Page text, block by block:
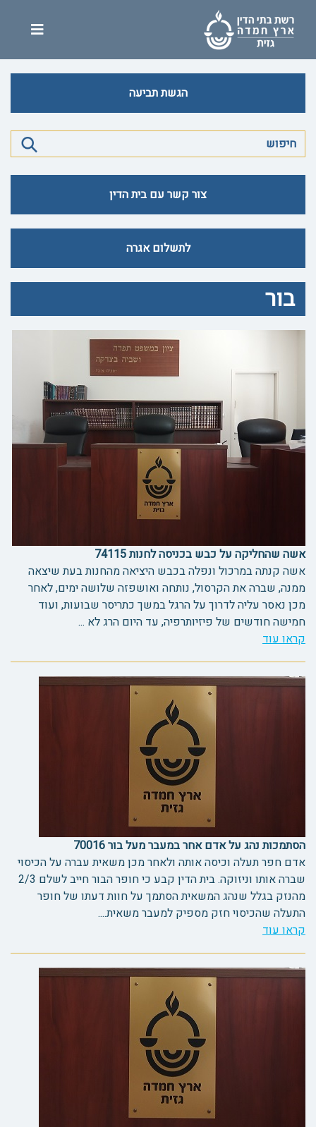
הגשת תביעה
צור קשר עם בית הדין
לתשלום אגרה
בור
אשה שהחליקה על כבש בכניסה לחנות 74115
אשה קנתה במרכול ונפלה בכבש היציאה מהחנות בעת שיצאה
ממנה, שברה את הקרסול, נותחה ואושפזה שלושה ימים, לאחר
מכן נאסר עליה לדרוך על הרגל במשך כתריסר שבועות, ועוד
חמישה חודשים של פיזיותרפיה, עד היום הרג לא ...
קראו עוד
הסתמכות נהג על אדם אחר במעבר מעל בור 70016
אדם חפר תעלה וכיסה אותה ולאחר מכן משאית עברה על הכיסוי
שברה אותו וניזוקה. בית הדין קבע כי חופר הבור חייב לשלם 2/3
מהנזק בגלל שנהג המשאית הסתמך על חוות דעתו של חופר
התעלה שהכיסוי חזק מספיק למעבר משאית....
קראו עוד